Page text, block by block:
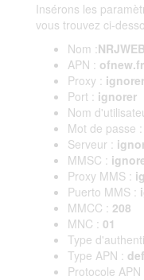
Insérons les
vous trouvez ci-
Nom :NRJWEB
APN : ofnew.fr
Proxy : ignorer
Port : ignorer
Nom
Mot de passe :
Serveur :
MMSC :
Proxy MMS :
Puerto MMS :
MMCC : 208
MNC : 01
Type
Type APN :
Protocole APN